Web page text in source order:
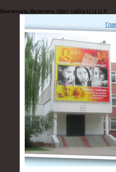
Выключить Включить Цвет сайта Ц Ц Ц Х